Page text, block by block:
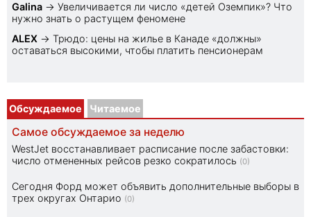
Galina → Увеличивается ли число «детей Оземпик»? Что
нужно знать о растущем феномене
ALEX → Трюдо: цены на жилье в Канаде «должны»
оставаться высокими, чтобы платить пенсионерам
Обсуждаемое Читаемое
Самое обсуждаемое за неделю
WestJet восстанавливает расписание после забастовки:
число отмененных рейсов резко сократилось (0)
Сегодня Форд может объявить дополнительные выборы в
трех округах Онтарио (0)